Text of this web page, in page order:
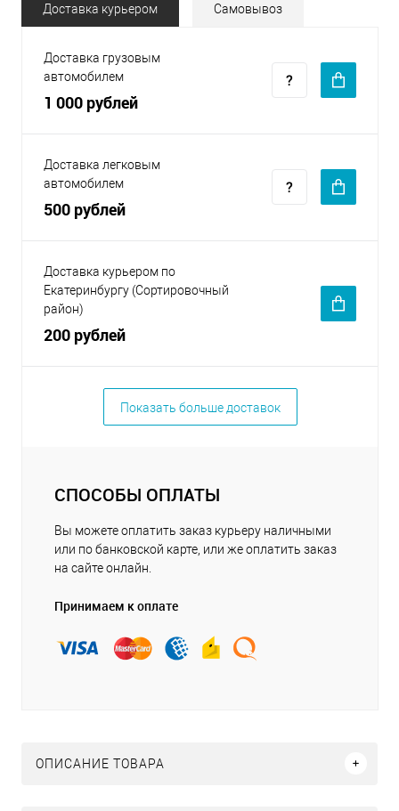
Доставка курьером Самовывоз
Доставка грузовым
автомобилем
1 000 рублей
Доставка легковым
автомобилем
500 рублей
Доставка курьером по
Екатеринбургу (Сортировочный
район)
200 рублей
Показать больше доставок
СПОСОБЫ ОПЛАТЫ
Вы можете оплатить заказ курьеру наличными
или по банковской карте, или же оплатить заказ
на сайте онлайн.
Принимаем к оплате
ОПИСАНИЕ ТОВАРА